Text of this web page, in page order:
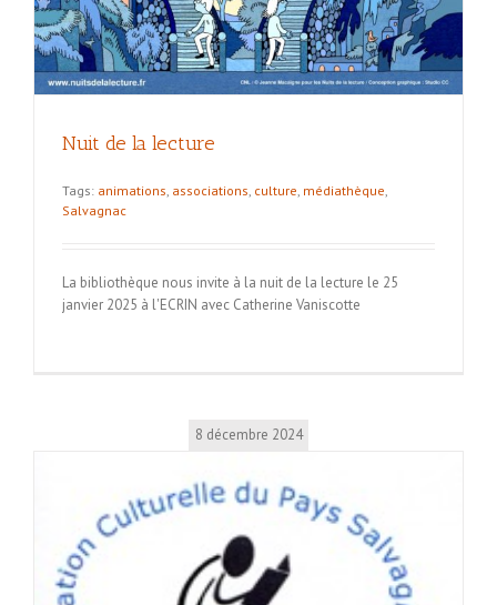
Nuit de la lecture
Tags: animations, associations, culture, médiathèque,
Salvagnac
La bibliothèque nous invite à la nuit de la lecture le 25
janvier 2025 à l'ECRIN avec Catherine Vaniscotte
8 décembre 2024